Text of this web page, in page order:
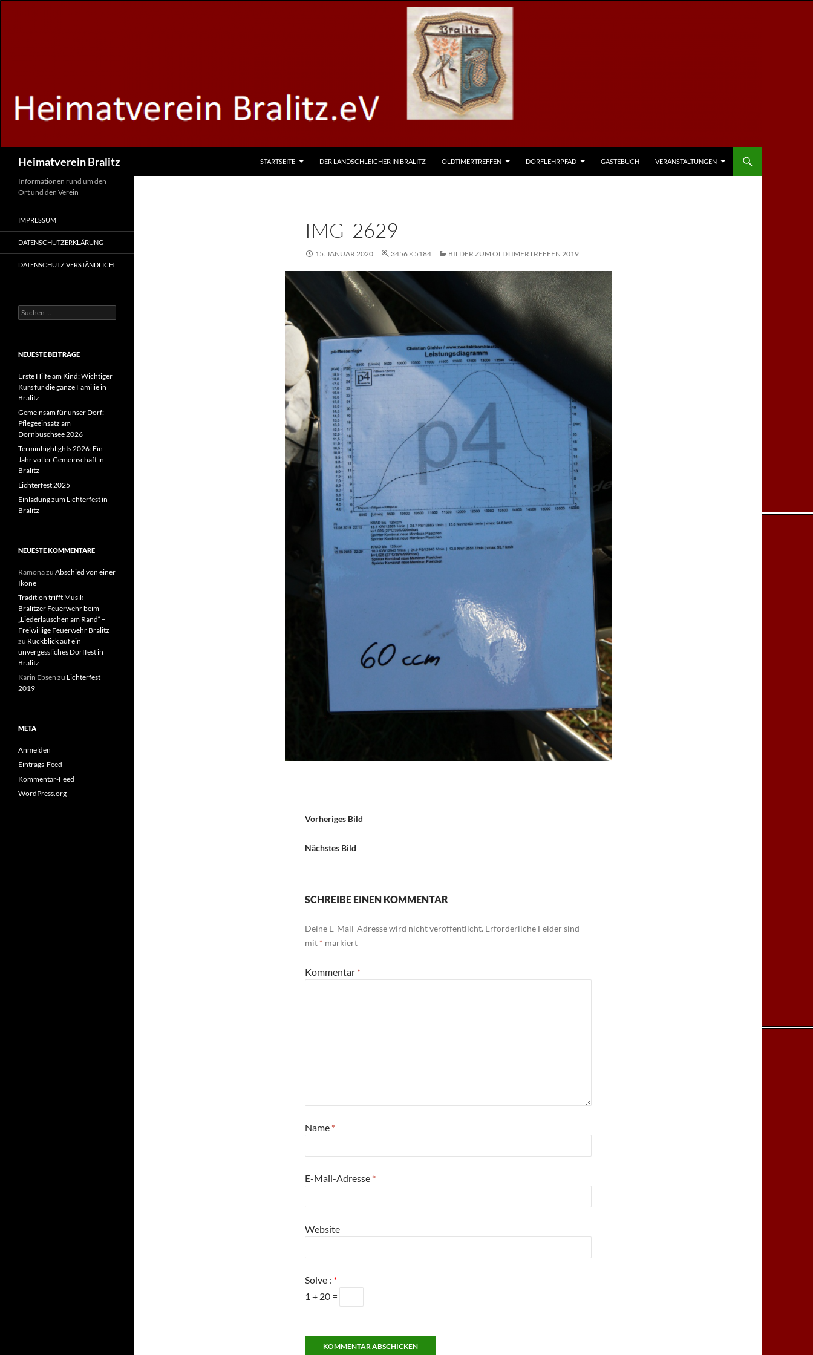
Heimatverein Bralitz STARTSEITE DER LANDSCHLEICHER IN BRALITZ OLDTIMERTREFFEN DORFLEHRPFAD GÄSTEBUCH VERANSTALTUNGEN
IMG_2629
15. JANUAR 2020 3456 × 5184 BILDER ZUM OLDTIMERTREFFEN 2019
Vorheriges Bild
Nächstes Bild
SCHREIBE EINEN KOMMENTAR
Deine E-Mail-Adresse wird nicht veröffentlicht. Erforderliche Felder sind
mit * markiert
Kommentar *
Name *
E-Mail-Adresse *
Website
Solve : *
1 + 20 =
Informationen rund um den
Ort und den Verein
IMPRESSUM
DATENSCHUTZERKLÄRUNG
DATENSCHUTZ VERSTÄNDLICH
Suchen
nach:
NEUESTE BEITRÄGE
Erste Hilfe am Kind: Wichtiger
Kurs für die ganze Familie in
Bralitz
Gemeinsam für unser Dorf:
Pflegeeinsatz am
Dornbuschsee 2026
Terminhighlights 2026: Ein
Jahr voller Gemeinschaft in
Bralitz
Lichterfest 2025
Einladung zum Lichterfest in
Bralitz
NEUESTE KOMMENTARE
Ramonazu Abschied von einer
Ikone
Tradition trifft Musik –
Bralitzer Feuerwehr beim
„Liederlauschen am Rand“ –
Freiwillige Feuerwehr Bralitz
zu Rückblick auf ein
unvergessliches Dorffest in
Bralitz
Karin Ebsen zu Lichterfest
2019
META
Anmelden
Eintrags-Feed
Kommentar-Feed
WordPress.org